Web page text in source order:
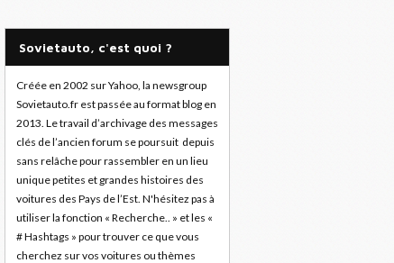
Sovietauto, c'est quoi ?
Créée en 2002 sur Yahoo, la newsgroup
Sovietauto.fr est passée au format blog en
2013. Le travail d’archivage des messages
clés de l’ancien forum se poursuit depuis
sans relâche pour rassembler en un lieu
unique petites et grandes histoires des
voitures des Pays de l’Est. N'hésitez pas à
utiliser la fonction « Recherche.. » et les «
# Hashtags » pour trouver ce que vous
cherchez sur vos voitures ou thèmes